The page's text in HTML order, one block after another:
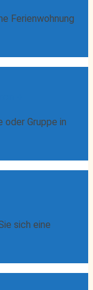
Ferienwohnung
oder Gruppe in
sich eine